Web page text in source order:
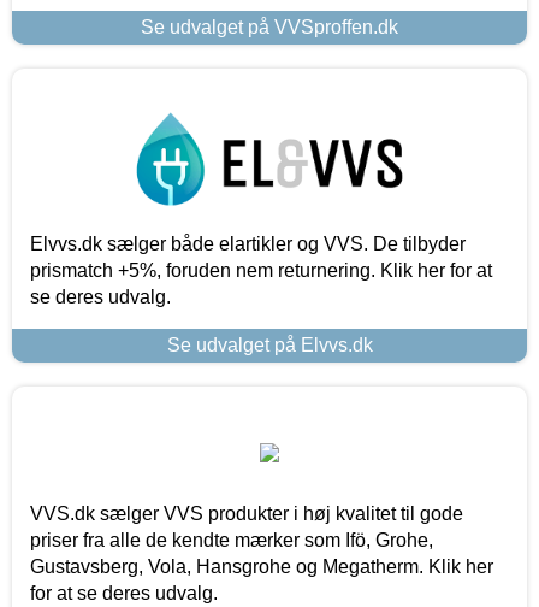
Se udvalget på VVSproffen.dk
Elvvs.dk sælger både elartikler og VVS. De tilbyder
prismatch +5%, foruden nem returnering. Klik her for at
se deres udvalg.
Se udvalget på Elvvs.dk
VVS.dk sælger VVS produkter i høj kvalitet til gode
priser fra alle de kendte mærker som Ifö, Grohe,
Gustavsberg, Vola, Hansgrohe og Megatherm. Klik her
for at se deres udvalg.